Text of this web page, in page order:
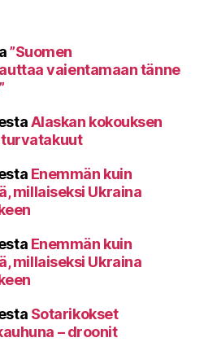
”Suomen
vaientamaan tänne
Alaskan kokouksen
Enemmän kuin
millaiseksi Ukraina
Enemmän kuin
millaiseksi Ukraina
Sotarikokset
– droonit